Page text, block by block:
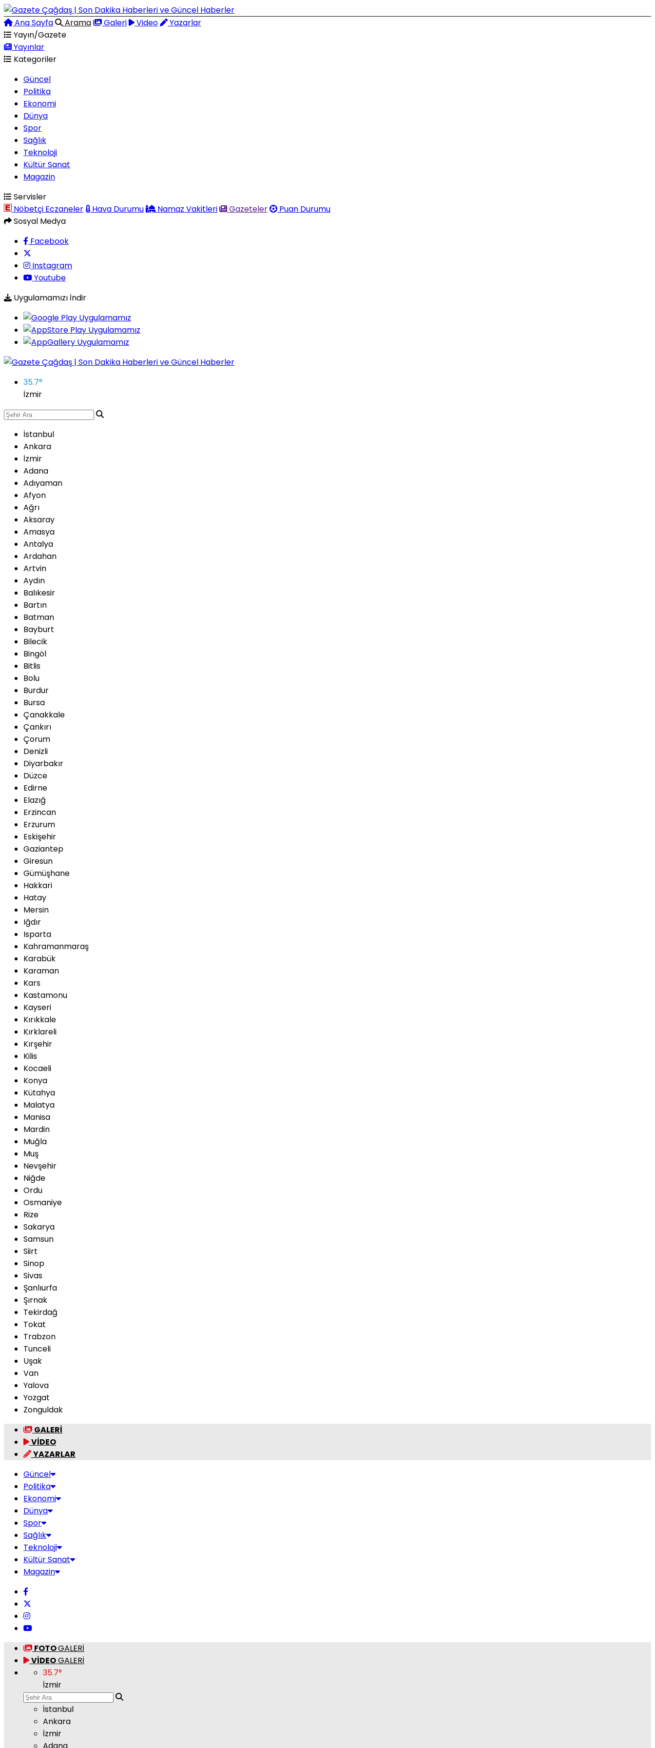
Ana Sayfa Arama Galeri Video
Yazarlar
Yayın/Gazete
Yayınlar
Kategoriler
Güncel
Politika
Ekonomi
Dünya
Spor
Sağlık
Teknoloji
Kültür Sanat
Magazin
Servisler
Nöbetçi Eczaneler
Hava Durumu Namaz Vakitleri Gazeteler
Puan Durumu
Sosyal Medya
Facebook
Instagram
Youtube
Uygulamamızı İndir
35.7°
İzmir
İstanbul
Ankara
İzmir
Adana
Adıyaman
Afyon
Ağrı
Aksaray
Amasya
Antalya
Ardahan
Artvin
Aydın
Balıkesir
Bartın
Batman
Bayburt
Bilecik
Bingöl
Bitlis
Bolu
Burdur
Bursa
Çanakkale
Çankırı
Çorum
Denizli
Diyarbakır
Düzce
Edirne
Elazığ
Erzincan
Erzurum
Eskişehir
Gaziantep
Giresun
Gümüşhane
Hakkari
Hatay
Mersin
Iğdır
Isparta
Kahramanmaraş
Karabük
Karaman
Kars
Kastamonu
Kayseri
Kırıkkale
Kırklareli
Kırşehir
Kilis
Kocaeli
Konya
Kütahya
Malatya
Manisa
Mardin
Muğla
Muş
Nevşehir
Niğde
Ordu
Osmaniye
Rize
Sakarya
Samsun
Siirt
Sinop
Sivas
Şanlıurfa
Şırnak
Tekirdağ
Tokat
Trabzon
Tunceli
Uşak
Van
Yalova
Yozgat
Zonguldak
GALERİ
VİDEO
YAZARLAR
Güncel
Politika
Ekonomi
Dünya
Spor
Sağlık
Teknoloji
Kültür Sanat
Magazin
FOTOGALERİ
VİDEOGALERİ
35.7°
İzmir
İstanbul
Ankara
İzmir